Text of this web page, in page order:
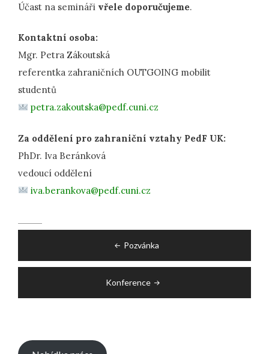
Účast na semináři vřele doporučujeme.
Kontaktní osoba:
Mgr. Petra Zákoutská
referentka zahraničních OUTGOING mobilit
studentů
petra.zakoutska@pedf.cuni.cz
Za oddělení pro zahraniční vztahy PedF UK:
PhDr. Iva Beránková
vedoucí oddělení
iva.berankova@pedf.cuni.cz
Pozvánka
Konference